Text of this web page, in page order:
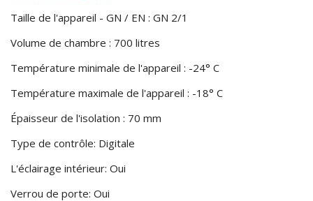
Taille de l'appareil - GN / EN : GN 2/1
Volume de chambre : 700 litres
Température minimale de l'appareil : -24° C
Température maximale de l'appareil : -18° C
Épaisseur de l'isolation : 70 mm
Type de contrôle: Digitale
L'éclairage intérieur: Oui
Verrou de porte: Oui